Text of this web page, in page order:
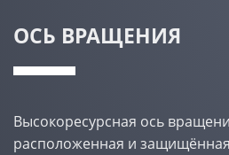
ОСЬ ВРАЩЕНИЯ
Высокоресурсная ось
расположенная и